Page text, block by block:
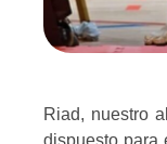
Riad, nuestro
dispuesto para